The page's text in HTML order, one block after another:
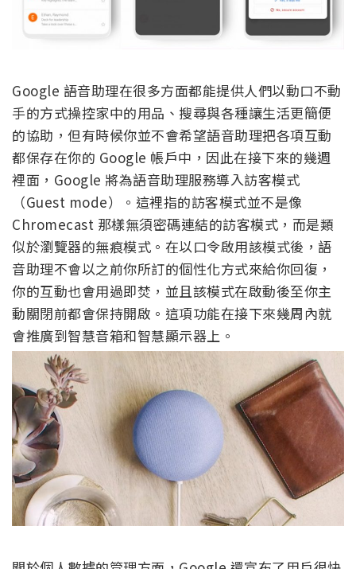
Google 語音助理在很多方面都能提供人們以動口不動
手的方式操控家中的用品、搜尋與各種讓生活更簡便
的協助，但有時候你並不會希望語音助理把各項互動
都保存在你的 Google 帳戶中，因此在接下來的幾週
裡面，Google 將為語音助理服務導入訪客模式
（Guest mode）。這裡指的訪客模式並不是像
Chromecast 那樣無須密碼連結的訪客模式，而是類
似於瀏覽器的無痕模式。在以口令啟用該模式後，語
音助理不會以之前你所訂的個性化方式來給你回復，
你的互動也會用過即焚，並且該模式在啟動後至你主
動關閉前都會保持開啟。這項功能在接下來幾周內就
會推廣到智慧音箱和智慧顯示器上。